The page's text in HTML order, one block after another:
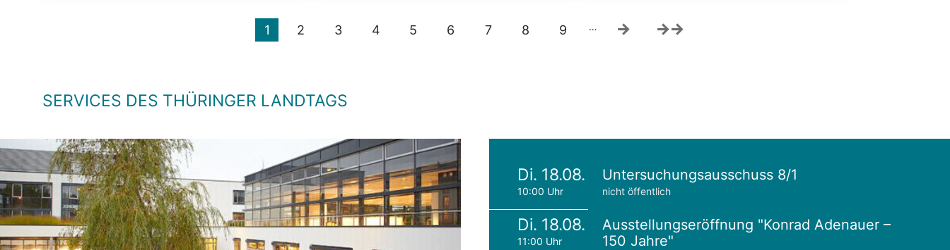
1 2 3 4 5 6 7 8 9 …
SERVICES DES THÜRINGER LANDTAGS
Di. 18.08.
10:00 Uhr
Untersuchungsausschuss 8/1
nicht öffentlich
Di. 18.08.
11:00 Uhr
Ausstellungseröffnung "Konrad Adenauer –
150 Jahre"